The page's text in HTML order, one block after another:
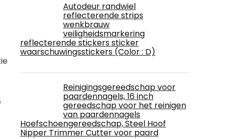
Autodeur randwiel
reflecterende strips
wenkbrauw
veiligheidsmarkering
reflecterende stickers sticker
waarschuwingsstickers (Color : D)
Reinigingsgereedschap voor
paardennagels, 16 inch
gereedschap voor het reinigen
van paardennagels
Hoefschoengereedschap, Steel Hoof
Nipper Trimmer Cutter voor paard